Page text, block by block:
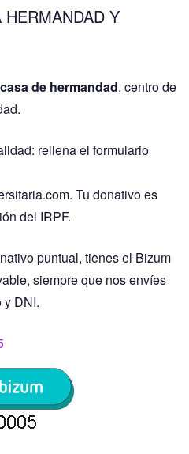
Y
de hermandad, centro de
rellena el formulario
Tu donativo es
del IRPF.
puntual, tienes el Bizum
siempre que nos envíes
y DNI.